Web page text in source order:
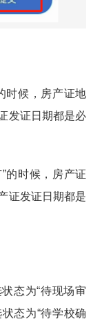
时候，房产证地
发证日期都是必
的时候，房产证
证发证日期都是
态为“待现场审
态为“待学校确